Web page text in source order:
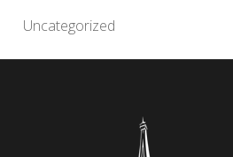
Uncategorized